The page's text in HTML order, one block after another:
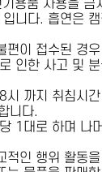
용품 사용을 금
니다. 흡연은
편이 접수된 경
인한 사고 및
까지 취침시
니다.
1대로 하며 나
인 행위 활동